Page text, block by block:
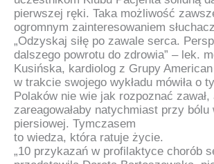
pierwszej ręki. Taka możliwość
ogromnym zainteresowaniem
„Odzyskaj siłę po zawale serca.
dalszego powrotu do zdrowia” – lek.
Kusińska, kardiolog z Grupy
w trakcie swojego wykładu mówiła o
Polaków nie wie jak rozpoznać
zareagowałaby natychmiast przy bólu
piersiowej. Tymczasem
to wiedza, która ratuje życie.
„10 przykazań w profilaktyce chorób